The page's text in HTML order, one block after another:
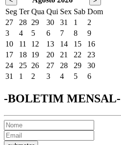
Seg Ter Qua Qui Sex Sab Dom
27
28 29 30 31 1
2
3
4 5 6 7 8
9
10
11 12 13 14 15
16
17
18 19 20 21 22
23
24
25 26 27 28 29
30
31
1 2 3 4 5 6
-BOLETIM MENSAL-